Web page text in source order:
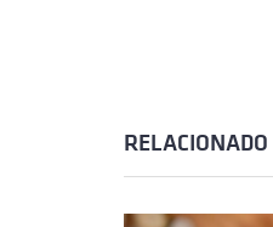
RELACIONADO